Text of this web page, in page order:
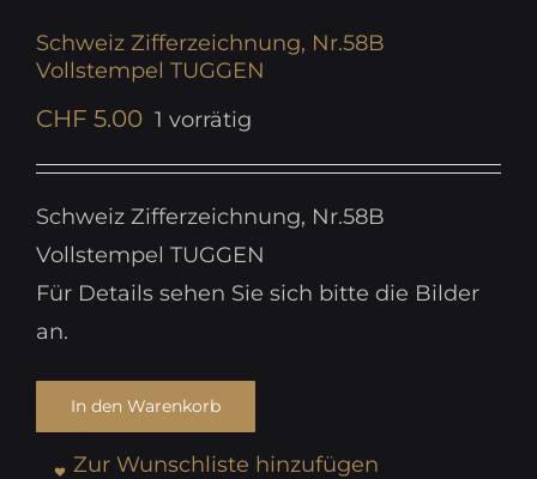
Schweiz Zifferzeichnung, Nr.58B
Vollstempel TUGGEN
CHF 5.00 1 vorrätig
Schweiz Zifferzeichnung, Nr.58B
Vollstempel TUGGEN
Für Details sehen Sie sich bitte die Bilder
an.
In den Warenkorb
Zur Wunschliste hinzufügen